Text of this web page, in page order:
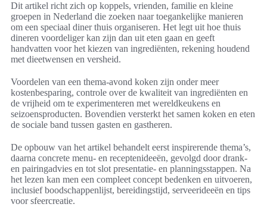
Dit artikel richt zich op koppels, vrienden, familie en kleine
groepen in Nederland die zoeken naar toegankelijke manieren
om een speciaal diner thuis organiseren. Het legt uit hoe thuis
dineren voordeliger kan zijn dan uit eten gaan en geeft
handvatten voor het kiezen van ingrediënten, rekening houdend
met dieetwensen en versheid.
Voordelen van een thema-avond koken zijn onder meer
kostenbesparing, controle over de kwaliteit van ingrediënten en
de vrijheid om te experimenteren met wereldkeukens en
seizoensproducten. Bovendien versterkt het samen koken en eten
de sociale band tussen gasten en gastheren.
De opbouw van het artikel behandelt eerst inspirerende thema’s,
daarna concrete menu- en receptenideeën, gevolgd door drank-
en pairingadvies en tot slot presentatie- en planningsstappen. Na
het lezen kan men een compleet concept bedenken en uitvoeren,
inclusief boodschappenlijst, bereidingstijd, serveerideeën en tips
voor sfeercreatie.